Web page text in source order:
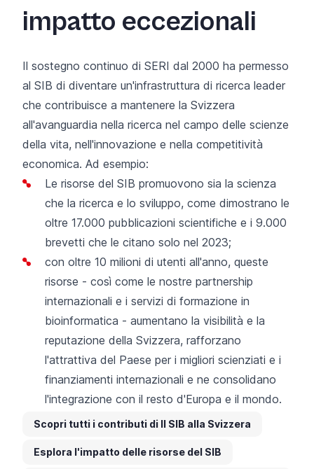
impatto eccezionali
Il sostegno continuo di SERI dal 2000 ha permesso
al SIB di diventare un'infrastruttura di ricerca leader
che contribuisce a mantenere la Svizzera
all'avanguardia nella ricerca nel campo delle scienze
della vita, nell'innovazione e nella competitività
economica. Ad esempio:
Le risorse del SIB promuovono sia la scienza
che la ricerca e lo sviluppo, come dimostrano le
oltre 17.000 pubblicazioni scientifiche e i 9.000
brevetti che le citano solo nel 2023;
con oltre 10 milioni di utenti all'anno, queste
risorse - così come le nostre partnership
internazionali e i servizi di formazione in
bioinformatica - aumentano la visibilità e la
reputazione della Svizzera, rafforzano
l'attrattiva del Paese per i migliori scienziati e i
finanziamenti internazionali e ne consolidano
l'integrazione con il resto d'Europa e il mondo.
Scopri tutti i contributi di Il SIB alla Svizzera
Esplora l'impatto delle risorse del SIB